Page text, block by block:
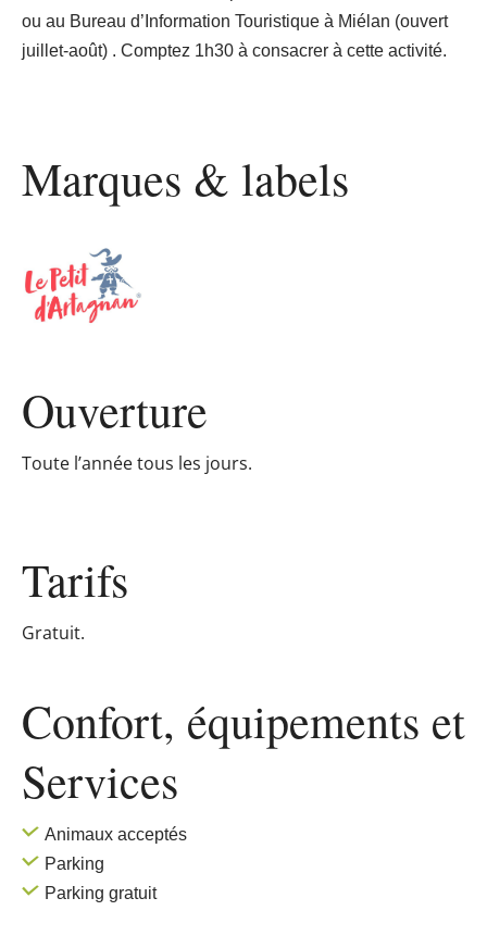
ou au Bureau d’Information Touristique à Miélan (ouvert
juillet-août) . Comptez 1h30 à consacrer à cette activité.
Marques & labels
Ouverture
Toute l’année tous les jours.
Tarifs
Gratuit.
Confort, équipements et
Services
Animaux acceptés
Parking
Parking gratuit